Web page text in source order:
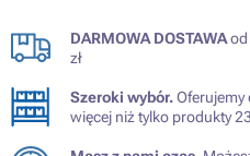
DARMOWA DOSTAWA
zł
Szeroki wybór.Oferujemy
więcej niż tylko produkty